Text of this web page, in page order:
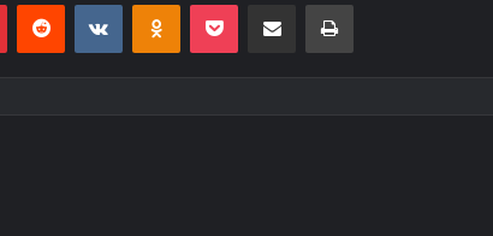
PinterestReddit VKontakteOdnoklassniki
Pocket E-Posta ile paylaş Yazdır